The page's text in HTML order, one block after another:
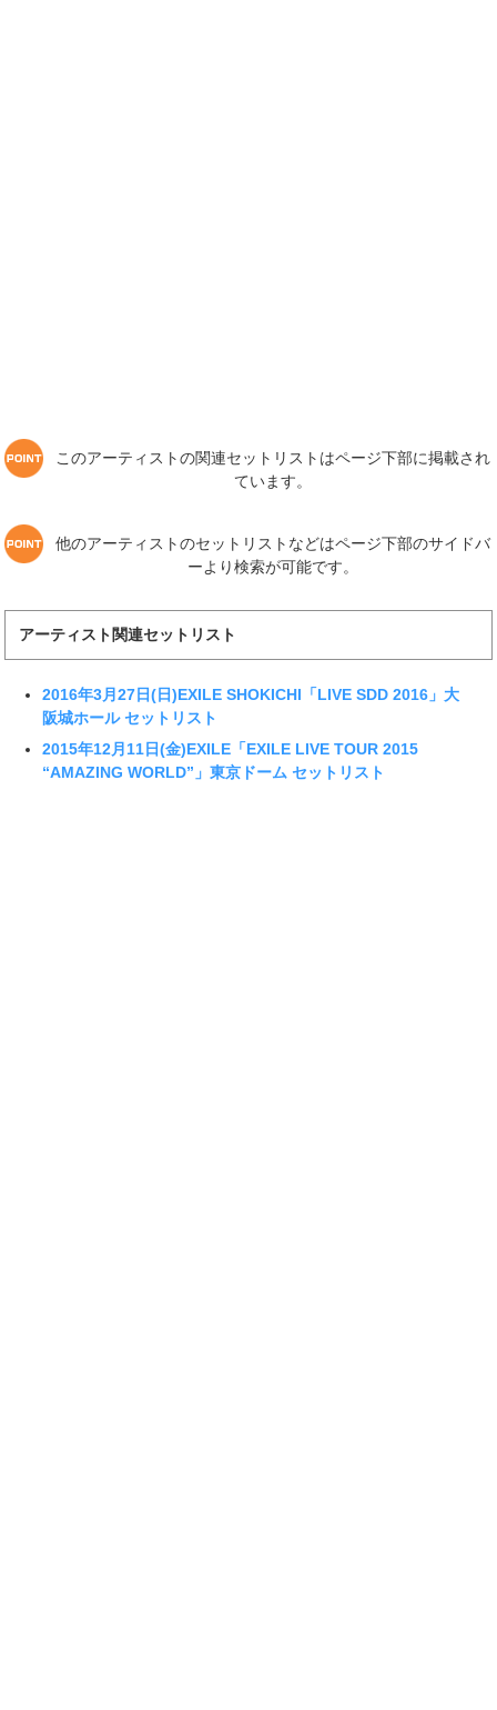
このアーティストの関連セットリストはページ下部に掲載され
ています。
他のアーティストのセットリストなどはページ下部のサイドバ
ーより検索が可能です。
アーティスト関連セットリスト
2016年3月27日(日)EXILE SHOKICHI「LIVE SDD 2016」大
阪城ホール セットリスト
2015年12月11日(金)EXILE「EXILE LIVE TOUR 2015
“AMAZING WORLD”」東京ドーム セットリスト